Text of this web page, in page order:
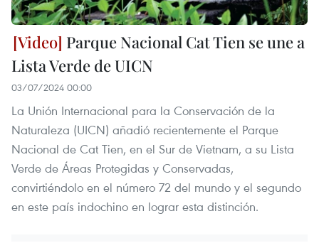
Parque Nacional Cat Tien se une a
Lista Verde de UICN
03/07/2024 00:00
La Unión Internacional para la Conservación de la
Naturaleza (UICN) añadió recientemente el Parque
Nacional de Cat Tien, en el Sur de Vietnam, a su Lista
Verde de Áreas Protegidas y Conservadas,
convirtiéndolo en el número 72 del mundo y el segundo
en este país indochino en lograr esta distinción.